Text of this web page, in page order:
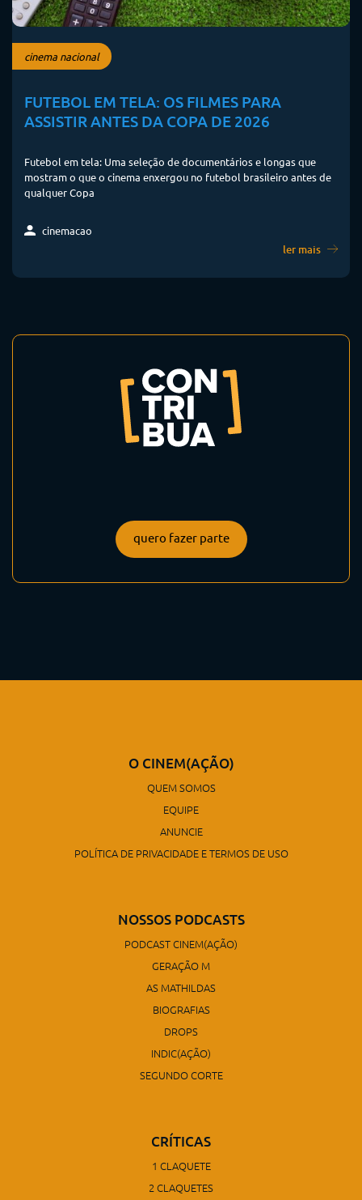
cinema nacional
FUTEBOL EM TELA: OS FILMES PARA
ASSISTIR ANTES DA COPA DE 2026
Futebol em tela: Uma seleção de documentários e longas que
mostram o que o cinema enxergou no futebol brasileiro antes de
qualquer Copa
cinemacao
ler mais
quero fazer parte
O CINEM(AÇÃO)
QUEM SOMOS
EQUIPE
ANUNCIE
POLÍTICA DE PRIVACIDADE E TERMOS DE USO
NOSSOS PODCASTS
PODCAST CINEM(AÇÃO)
GERAÇÃO M
AS MATHILDAS
BIOGRAFIAS
DROPS
INDIC(AÇÃO)
SEGUNDO CORTE
CRÍTICAS
1 CLAQUETE
2 CLAQUETES